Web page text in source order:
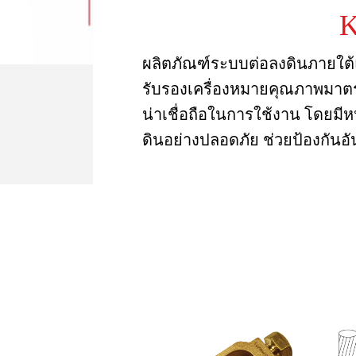
ผลิตภัณฑ์ระบบต่อลงดินภาย
รับรองเครื่องหมายคุณภาพม
น่าเชื่อถือในการใช้งาน โดยมี
ดินอย่างปลอดภัย ช่วยป้องกัน